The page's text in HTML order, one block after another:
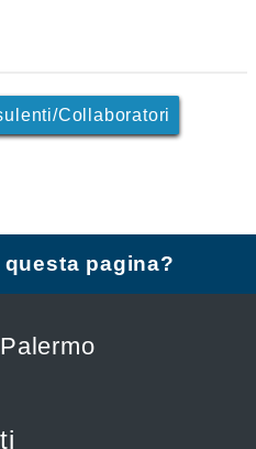
Collaboratori
pagina?